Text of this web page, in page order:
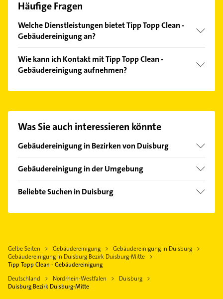
Häufige Fragen
Welche Dienstleistungen bietet Tipp Topp Clean -
Gebäudereinigung an?
Bauabschlussreinigung, Baureinigung,
Büroreinigung, Fensterreinigung und
Wie kann ich Kontakt mit Tipp Topp Clean -
Gebäudereinigung aufnehmen?
Hier finden Sie alleKontaktdaten
Was Sie auch interessieren könnte
Gebäudereinigung in Bezirken von Duisburg
Bezirk Duisburg-Süd
Bezirk Homberg
Gebäudereinigung in der Umgebung
Mülheim an der Ruhr
Moers
Neukirchen-Vluyn
Meerbusch
Bottrop
Beliebte Suchen in Duisburg
Immobilien
Immobilienmakler
Klempner
Gasinstallateur
Gelbe Seiten Gebäudereinigung
Gebäudereinigung in Duisburg
Gebäudereinigung in Duisburg Bezirk Duisburg-Mitte
Tipp Topp Clean - Gebäudereinigung
Deutschland
Nordrhein-Westfalen
Duisburg
Duisburg Bezirk Duisburg-Mitte